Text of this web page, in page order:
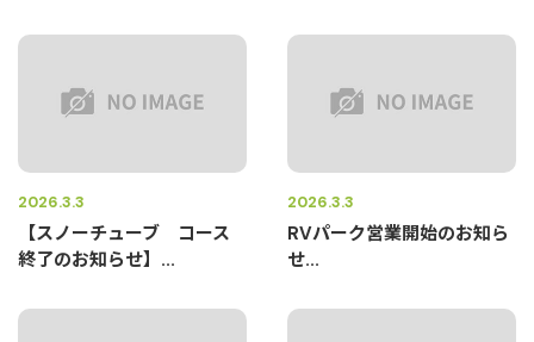
2026.3.3
【スノーチューブ コース
終了のお知らせ】...
2026.3.3
RVパーク営業開始のお知ら
せ...